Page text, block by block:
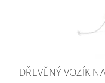
DŘEVĚNÝ VOZÍK